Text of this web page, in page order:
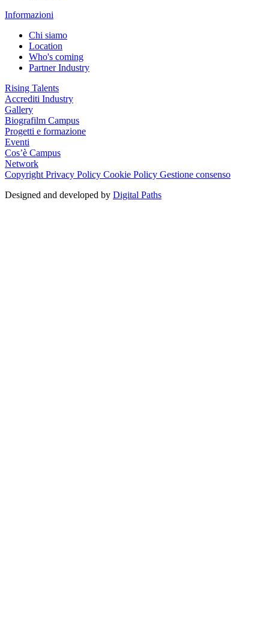
Informazioni
Chi siamo
Location
Who's coming
Partner Industry
Rising Talents
Accrediti Industry
Gallery
Biografilm Campus
Progetti e formazione
Eventi
Cos’è Campus
Network
Copyright Privacy Policy Cookie Policy Gestione consenso
Designed and developed by Digital Paths